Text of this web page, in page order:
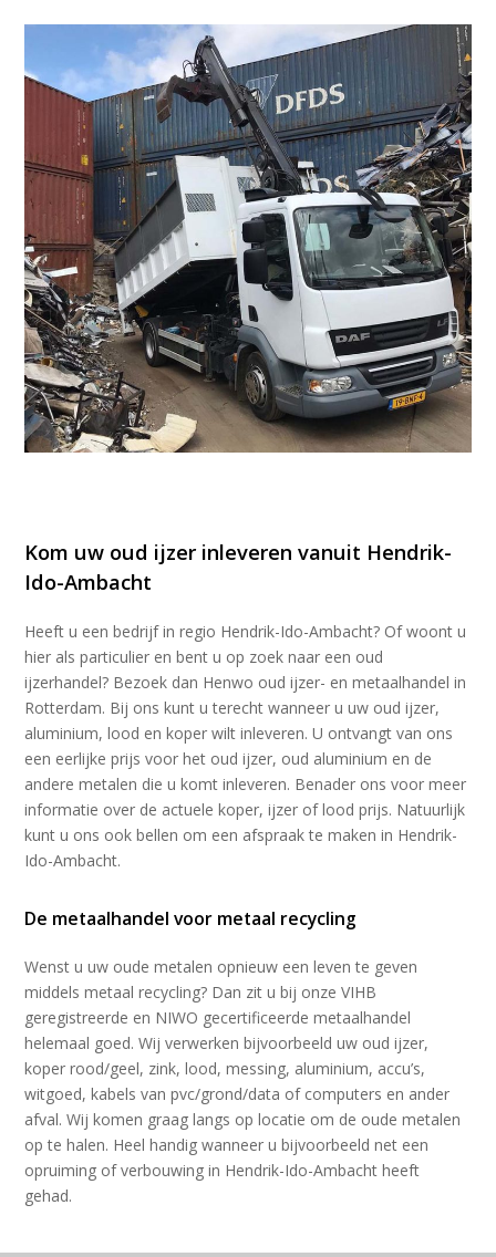
Kom uw oud ijzer inleveren vanuit Hendrik-
Ido-Ambacht
Heeft u een bedrijf in regio Hendrik-Ido-Ambacht? Of woont u
hier als particulier en bent u op zoek naar een oud
ijzerhandel? Bezoek dan Henwo oud ijzer- en metaalhandel in
Rotterdam. Bij ons kunt u terecht wanneer u uw oud ijzer,
aluminium, lood en koper wilt inleveren. U ontvangt van ons
een eerlijke prijs voor het oud ijzer, oud aluminium en de
andere metalen die u komt inleveren. Benader ons voor meer
informatie over de actuele koper, ijzer of lood prijs. Natuurlijk
kunt u ons ook bellen om een afspraak te maken in Hendrik-
Ido-Ambacht.
De metaalhandel voor metaal recycling
Wenst u uw oude metalen opnieuw een leven te geven
middels metaal recycling? Dan zit u bij onze VIHB
geregistreerde en NIWO gecertificeerde metaalhandel
helemaal goed. Wij verwerken bijvoorbeeld uw oud ijzer,
koper rood/geel, zink, lood, messing, aluminium, accu’s,
witgoed, kabels van pvc/grond/data of computers en ander
afval. Wij komen graag langs op locatie om de oude metalen
op te halen. Heel handig wanneer u bijvoorbeeld net een
opruiming of verbouwing in Hendrik-Ido-Ambacht heeft
gehad.